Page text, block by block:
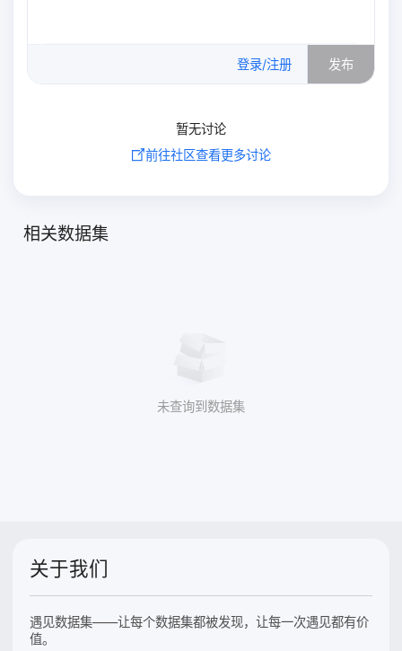
登录/注册 发布
暂无讨论
前往社区查看更多讨论
相关数据集
未查询到数据集
关于我们
遇见数据集——让每个数据集都被发现，让每一次遇见都有价
值。